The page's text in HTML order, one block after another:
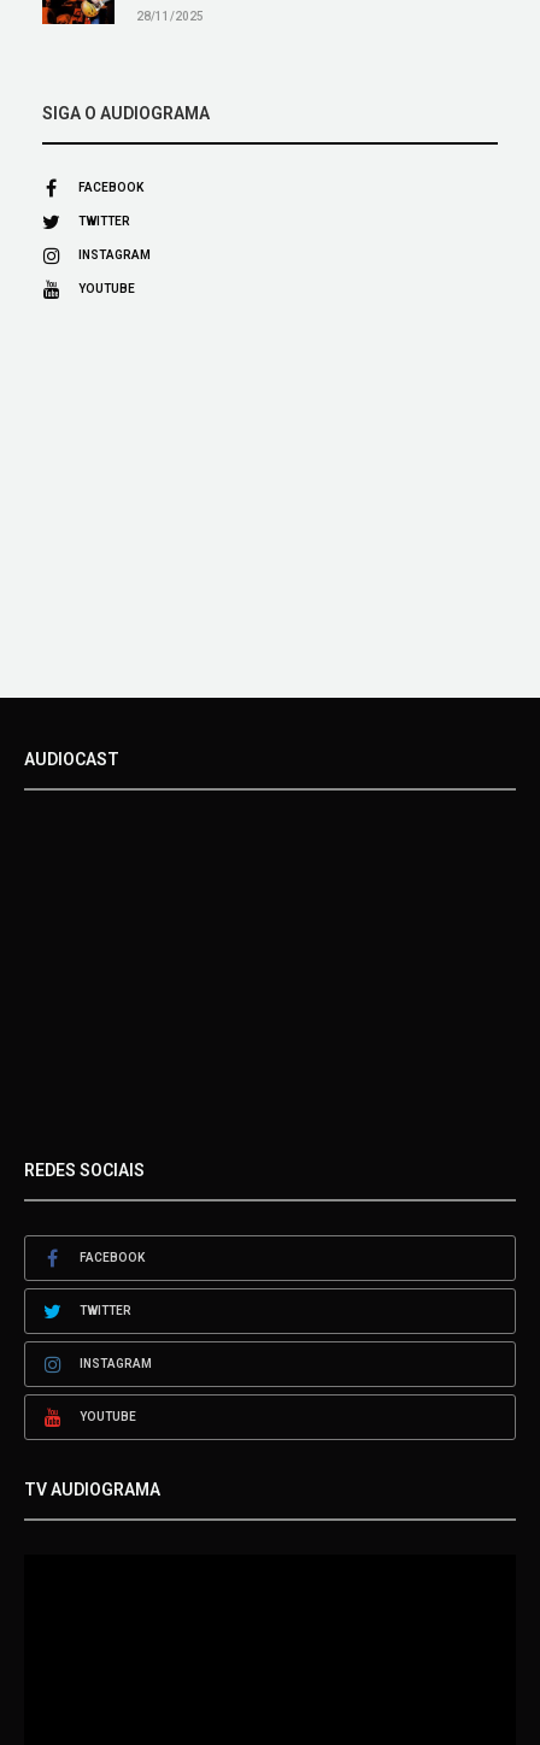
28/11/2025
SIGA O AUDIOGRAMA
FACEBOOK
TWITTER
INSTAGRAM
YOUTUBE
AUDIOCAST
REDES SOCIAIS
FACEBOOK
TWITTER
INSTAGRAM
YOUTUBE
TV AUDIOGRAMA